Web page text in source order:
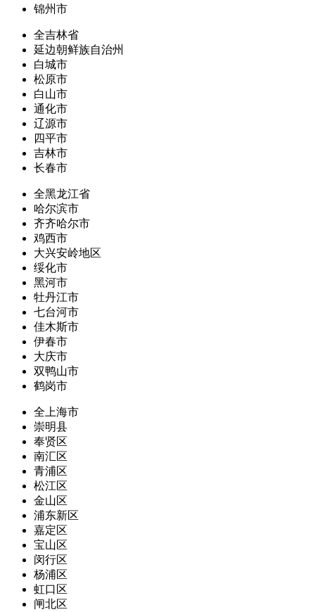
锦州市
全吉林省
延边朝鲜族自治州
白城市
松原市
白山市
通化市
辽源市
四平市
吉林市
长春市
全黑龙江省
哈尔滨市
齐齐哈尔市
鸡西市
大兴安岭地区
绥化市
黑河市
牡丹江市
七台河市
佳木斯市
伊春市
大庆市
双鸭山市
鹤岗市
全上海市
崇明县
奉贤区
南汇区
青浦区
松江区
金山区
浦东新区
嘉定区
宝山区
闵行区
杨浦区
虹口区
闸北区